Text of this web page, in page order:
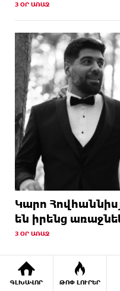
ԳԼԽԱՎՈՐ ԹՈՓ ԼՈՒՐԵՐ
3 ՕՐ ԱՌԱՋ
Կարո
են իրենց
3 ՕՐ ԱՌԱՋ
ՖՈՏՈ